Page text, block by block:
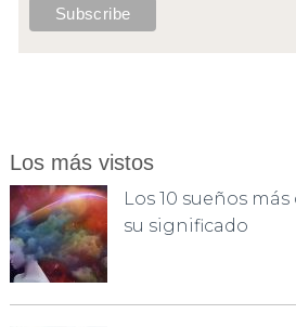
Los más vistos
Los 10 sueños
su significado